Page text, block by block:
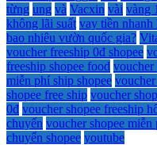
từng ung và Vacxin vài vàng
không lãi suất vay tiền nhanh
bao nhiêu vườn quốc gia?
voucher freeship 0đ shopee
freeship shopee food voucher
miễn phí ship shopee
shopee free ship voucher
0đ voucher shopee freeship
chuyển voucher shopee
chuyển shopee youtube